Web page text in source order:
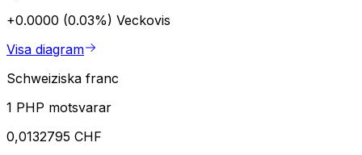
+0.0000 (0.03%) Veckovis
Visa diagram
Schweiziska franc
1 PHP motsvarar
0,0132795 CHF